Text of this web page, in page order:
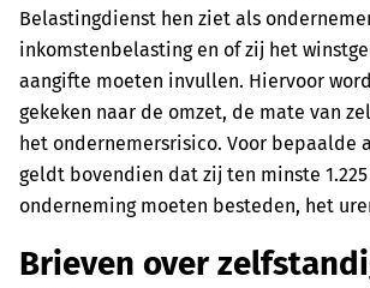
Belastingdienst hen ziet als
inkomstenbelasting en of zij het
aangifte moeten invullen. Hiervoor
gekeken naar de omzet, de mate van
het ondernemersrisico. Voor bepaalde
geldt bovendien dat zij ten minste
onderneming moeten besteden, het
Brieven over